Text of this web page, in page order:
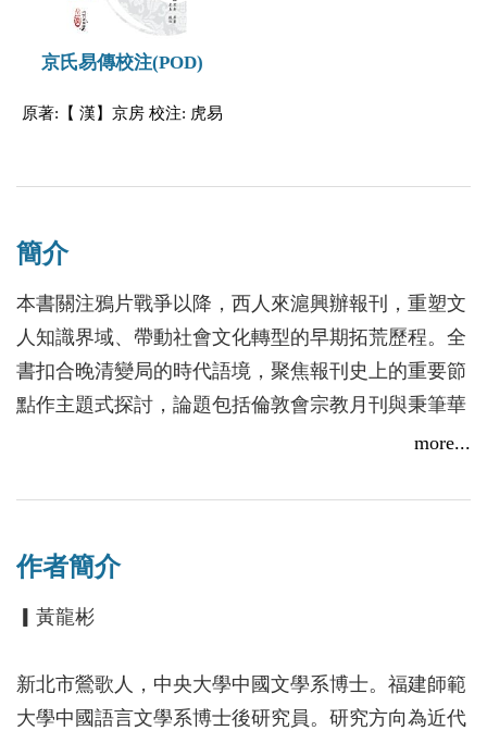
京氏易傳校注(POD)
原著:【 漢】京房 校注: 虎易
簡介
本書關注鴉片戰爭以降，西人來滬興辦報刊，重塑文
人知識界域、帶動社會文化轉型的早期拓荒歷程。全
書扣合晚清變局的時代語境，聚焦報刊史上的重要節
點作主題式探討，論題包括倫敦會宗教月刊與秉筆華
士的觀念接軌、字林洋行新聞紙與大眾傳媒視野的形
旗下報刊的多元視域與本土衍化等，廣泛發掘報刊稀
串首尾，統攝篇旨，既宏觀描摹閱報文化的在地發展
軌跡，也細微捕捉了知聞主體身處傳統與現代過渡之
more...
作者簡介
▎黃龍彬
新北市鶯歌人，中央大學中國文學系博士。福建師範
大學中國語言文學系博士後研究員。研究方向為近代